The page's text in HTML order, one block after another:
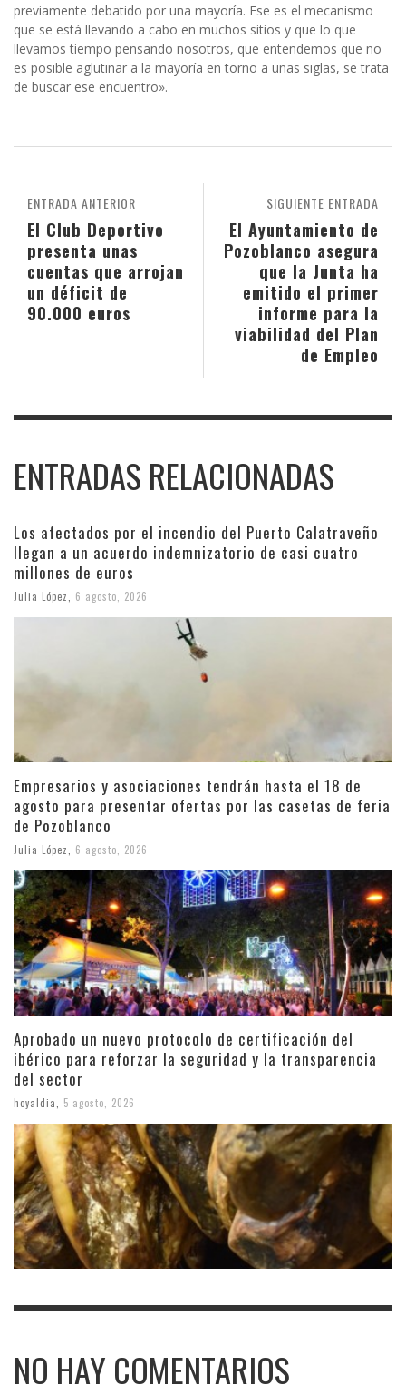
previamente debatido por una mayoría. Ese es el mecanismo
que se está llevando a cabo en muchos sitios y que lo que
llevamos tiempo pensando nosotros, que entendemos que no
es posible aglutinar a la mayoría en torno a unas siglas, se trata
de buscar ese encuentro».
SIGUIENTE ENTRADA
El Ayuntamiento de
Pozoblanco asegura
que la Junta ha
emitido el primer
informe para la
viabilidad del Plan
de Empleo
ENTRADA ANTERIOR
El Club Deportivo
presenta unas
cuentas que arrojan
un déficit de
90.000 euros
ENTRADAS RELACIONADAS
Los afectados por el incendio del Puerto Calatraveño
llegan a un acuerdo indemnizatorio de casi cuatro
millones de euros
Julia López 6 agosto, 2026
Empresarios y asociaciones tendrán hasta el 18 de
agosto para presentar ofertas por las casetas de feria
de Pozoblanco
Julia López 6 agosto, 2026
Aprobado un nuevo protocolo de certificación del
ibérico para reforzar la seguridad y la transparencia
del sector
hoyaldia 5 agosto, 2026
NO HAY COMENTARIOS